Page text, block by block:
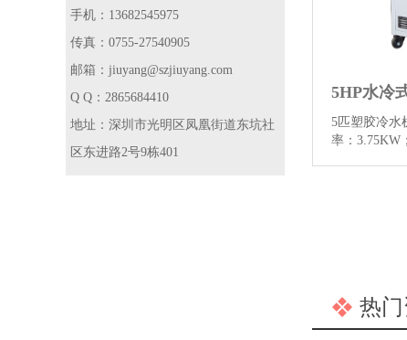
手机：13682545975
传真：0755-27540905
邮箱：jiuyang@szjiuyang.com
Q Q：2865684410
地址：深圳市光明区凤凰街道东坑社
区东进路2号9栋401
5HP水冷
5匹塑胶冷水
率：3.75KW
热